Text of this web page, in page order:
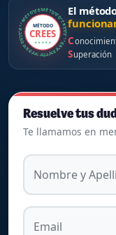
MÉTODO CREES · GARANTÍA PEDAGÓGICA · MÉTODO CREES ·
MÉTODO
CREES
★ ★ ★ ★ ★
El
C
Superación
Resuelve tus
Te llamamos en
Nombre y
Email